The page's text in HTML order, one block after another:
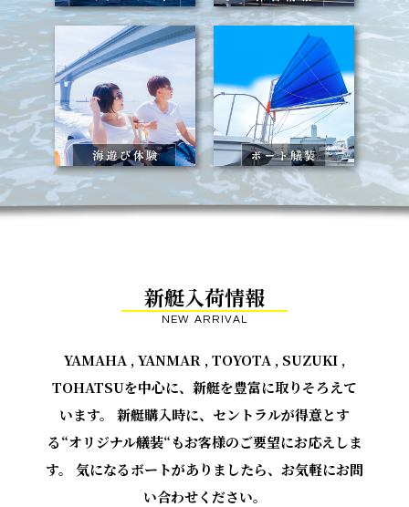
新艇入荷情報
NEW ARRIVAL
YAMAHA , YANMAR , TOYOTA , SUZUKI ,
TOHATSUを中心に、新艇を豊富に取りそろえて
います。 新艇購入時に、セントラルが得意とす
る“オリジナル艤装“もお客様のご要望にお応えしま
す。 気になるボートがありましたら、お気軽にお問
い合わせください。